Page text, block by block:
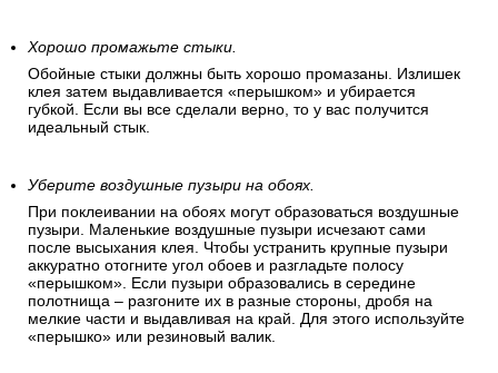
Хорошо промажьте стыки.
Обойные стыки должны быть хорошо промазаны. Излишек
клея затем выдавливается «перышком» и убирается
губкой. Если вы все сделали верно, то у вас получится
идеальный стык.
Уберите воздушные пузыри на обоях.
При поклеивании на обоях могут образоваться воздушные
пузыри. Маленькие воздушные пузыри исчезают сами
после высыхания клея. Чтобы устранить крупные пузыри
аккуратно отогните угол обоев и разгладьте полосу
«перышком». Если пузыри образовались в середине
полотнища – разгоните их в разные стороны, дробя на
мелкие части и выдавливая на край. Для этого используйте
«перышко» или резиновый валик.